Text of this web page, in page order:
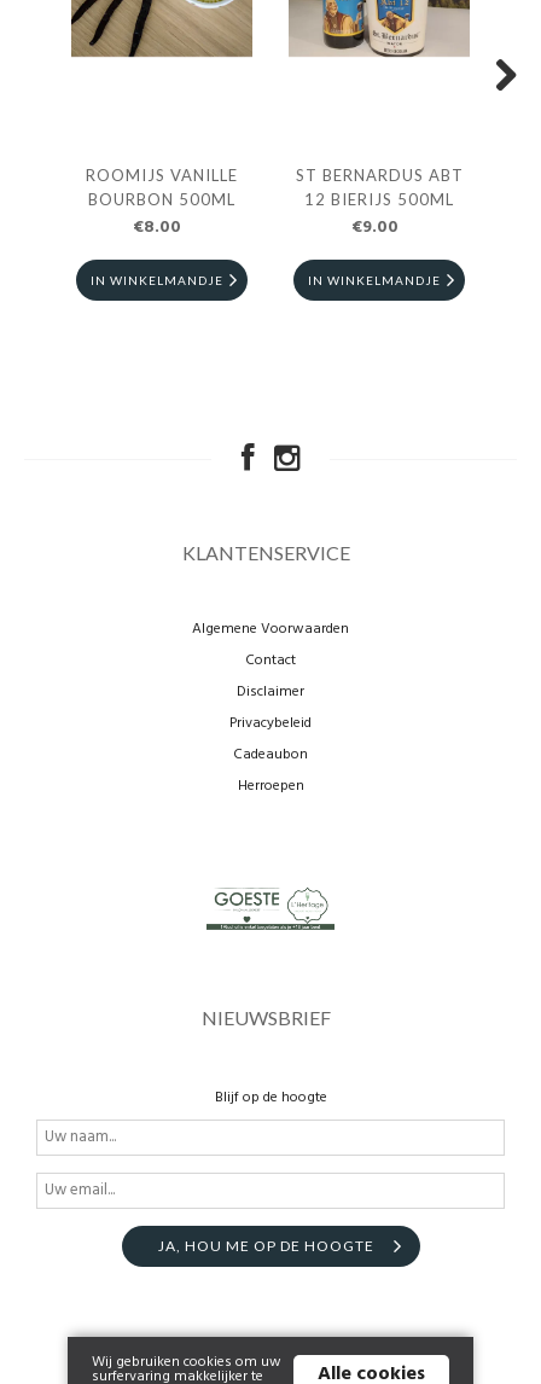
ROOMIJS VANILLE
BOURBON 500ML
€8.00
IN WINKELMANDJE
ST BERNARDUS ABT
12 BIERIJS 500ML
€9.00
IN WINKELMANDJE
KLANTENSERVICE
Algemene Voorwaarden
Contact
Disclaimer
Privacybeleid
Cadeaubon
Herroepen
NIEUWSBRIEF
Blijf op de hoogte
JA, HOU ME OP DE HOOGTE
Wij gebruiken cookies om uw
surfervaring makkelijker te Alle cookies